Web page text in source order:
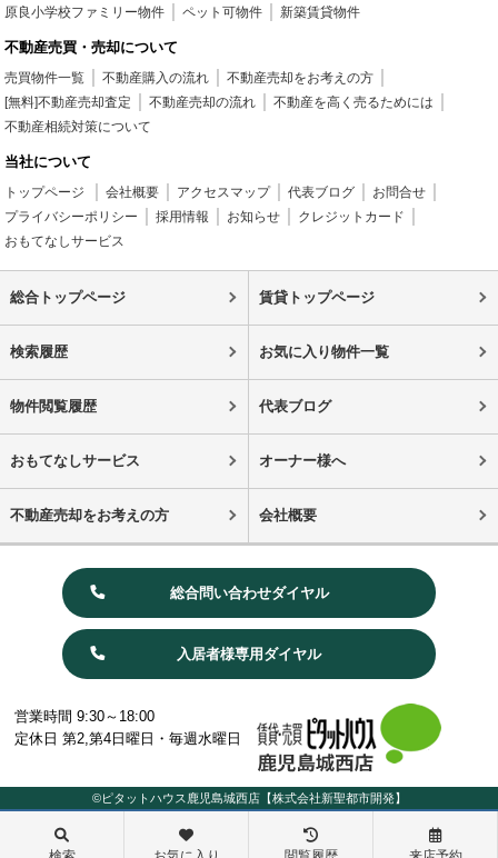
原良小学校ファミリー物件
ペット可物件 新築賃貸物件
不動産売買・売却について
売買物件一覧 不動産購入の流れ
不動産売却をお考えの方
[無料]不動産売却査定
不動産売却の流れ
不動産を高く売るためには
不動産相続対策について
当社について
トップページ 会社概要 アクセスマップ 代表ブログ
お問合せ
プライバシーポリシー
採用情報 お知らせ
クレジットカード
おもてなしサービス
総合トップページ 賃貸トップページ
検索履歴 お気に入り物件一覧
物件閲覧履歴 代表ブログ
おもてなしサービス オーナー様へ
不動産売却をお考えの方 会社概要
総合問い合わせダイヤル
入居者様専用ダイヤル
営業時間 9:30～18:00
定休日 第2,第4日曜日・毎週水曜日
©ピタットハウス鹿児島城西店【株式会社新聖都市開発】